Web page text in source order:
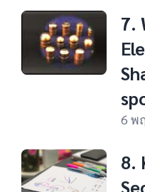
7.
6 พ
8.